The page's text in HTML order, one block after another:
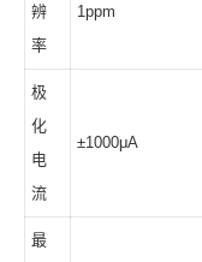
辨
率
1ppm
极
化
电
流
±1000μA
最